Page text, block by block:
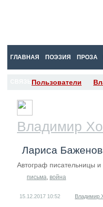
ГЛАВНАЯ ПОЭЗИЯ ПРОЗА
Пользователи
Владимир
Лариса
Автограф писательницы
письма, война
15.12.2017 10:52 Владимир